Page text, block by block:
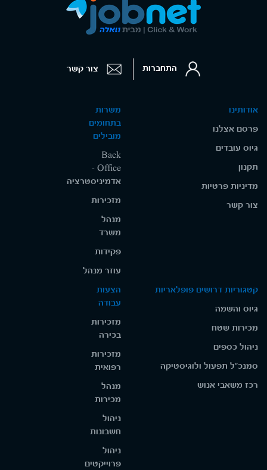
אודותינו
פרסם אצלנו
גיוס עובדים
תקנון
מדיניות פרטיות
צור קשר
משרות
בתחומים
מובילים
Back
Office -
אדמיניסטרציה
מזכירות
מנהל
משרד
פקידות
עוזר מנהל
קטגוריות דרושים פופלאריות
גיוס והשמה
מכירות שטח
ניהול כספים
סמנכ"ל תפעול ולוגיסטיקה
רכז משאבי אנוש
הצעות
עבודה
מזכירות
בכירה
מזכירות
רפואית
מנהל
מכירות
ניהול
חשבונות
ניהול
פרוייקטים